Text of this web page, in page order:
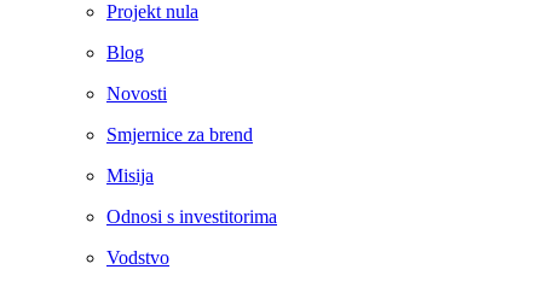
Projekt nula
Blog
Novosti
Smjernice za brend
Misija
Odnosi s investitorima
Vodstvo